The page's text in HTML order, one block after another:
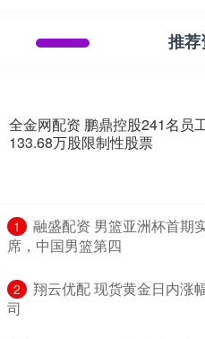
推
全金网配资 鹏鼎控股241名员
133.68万股限制性股票
1
融盛配资 男篮亚洲杯首期
席，中国男篮第四
2
翔云优配 现货黄金日内涨
司